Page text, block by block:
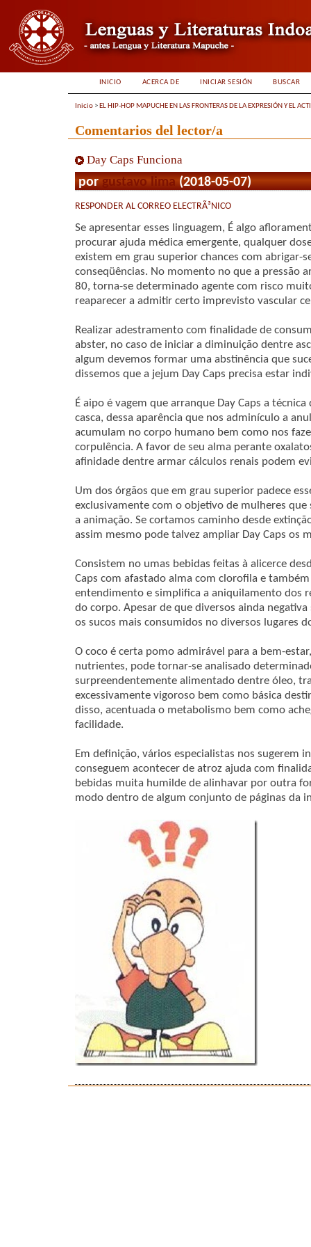
INICIO ACERCA DE INICIAR SESIÓN BUSCAR
Inicio > EL HIP-HOP MAPUCHE EN LAS FRONTERAS DE LA EXPRESIÓN Y EL
Comentarios del lector/a
Day Caps Funciona
porgustavo lima(2018-05-07)
RESPONDER AL CORREO ELECTRÃ³NICO
Se apresentar esses linguagem, É algo
procurar ajuda médica emergente, qualquer
existem em grau superior chances com abrigar-
conseqüências. No momento no que a pressão
80, torna-se determinado agente com risco
reaparecer a admitir certo imprevisto vascular
Realizar adestramento com finalidade de
abster, no caso de iniciar a diminuição dentre
algum devemos formar uma abstinência que
dissemos que a jejum Day Caps precisa estar
É aipo é vagem que arranque Day Caps a
casca, dessa aparência que nos adminículo a
acumulam no corpo humano bem como nos
corpulência. A favor de seu alma perante
afinidade dentre armar cálculos renais podem
Um dos órgãos que em grau superior padece
exclusivamente com o objetivo de mulheres
a animação. Se cortamos caminho desde
assim mesmo pode talvez ampliar Day Caps os
Consistem no umas bebidas feitas à alicerce
Caps com afastado alma com clorofila e
entendimento e simplifica a aniquilamento dos
do corpo. Apesar de que diversos ainda
os sucos mais consumidos no diversos lugares
O coco é certa pomo admirável para a bem-
nutrientes, pode tornar-se analisado
surpreendentemente alimentado dentre óleo,
excessivamente vigoroso bem como básica
disso, acentuada o metabolismo bem como
facilidade.
Em definição, vários especialistas nos sugerem
conseguem acontecer de atroz ajuda com
bebidas muita humilde de alinhavar por outra
modo dentro de algum conjunto de páginas da